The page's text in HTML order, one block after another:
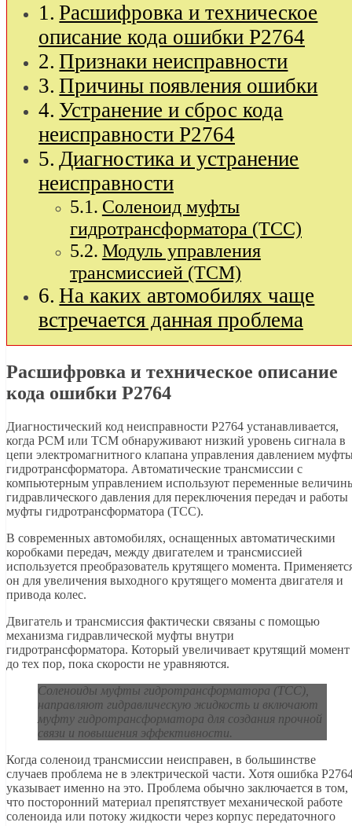
Расшифровка и техническое
описание кода ошибки P2764
Признаки неисправности
Причины появления ошибки
Устранение и сброс кода
неисправности P2764
Диагностика и устранение
неисправности
Соленоид муфты
гидротрансформатора (TCC)
Модуль управления
трансмиссией (TCM)
На каких автомобилях чаще
встречается данная проблема
Расшифровка и техническое описание
кода ошибки P2764
Диагностический код неисправности P2764 устанавливается,
когда PCM или TCM обнаруживают низкий уровень сигнала в
цепи электромагнитного клапана управления давлением
гидротрансформатора. Автоматические трансмиссии с
компьютерным управлением используют переменные
гидравлического давления для переключения передач и работы
муфты гидротрансформатора (TCC).
В современных автомобилях, оснащенных автоматическими
коробками передач, между двигателем и трансмиссией
используется преобразователь крутящего момента.
он для увеличения выходного крутящего момента двигателя и
привода колес.
Двигатель и трансмиссия фактически связаны с помощью
механизма гидравлической муфты внутри
гидротрансформатора. Который увеличивает крутящий момент
до тех пор, пока скорости не уравняются.
Соленоиды муфты гидротрансформатора (TCC),
направляют гидравлическую жидкость и включают
муфту гидротрансформатора для создания прочной
связи и повышения эффективности.
Когда соленоид трансмиссии неисправен, в большинстве
случаев проблема не в электрической части. Хотя ошибка
указывает именно на это. Проблема обычно заключается в том,
что посторонний материал препятствует механической работе
соленоида или потоку жидкости через корпус передаточного